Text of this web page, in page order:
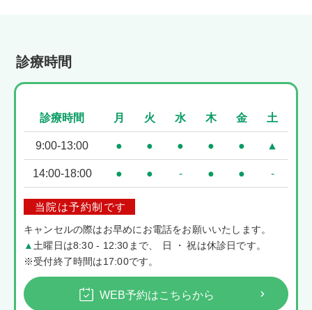
診療時間
診療時間 月 火 水 木 金 土
9:00-13:00 ● ● ● ● ● ▲
14:00-18:00 ● ● - ● ● -
当院は予約制です
キャンセルの際はお早めにお電話をお願いいたします。
▲ 土曜日は8:30 - 12:30まで 日・祝は休診日です。
※受付終了時間は17:00です。
WEB予約はこちらから